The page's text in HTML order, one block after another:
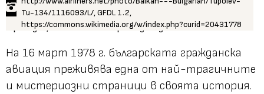
Tu-134/1116093/L/, GFDL 1.2,
https://commons.wikimedia.org/w/index.php?curid=20431778
На 16 март 1978 г. българската гражданска
авиация преживява една от най-трагичните
и мистериозни страници в своята история.